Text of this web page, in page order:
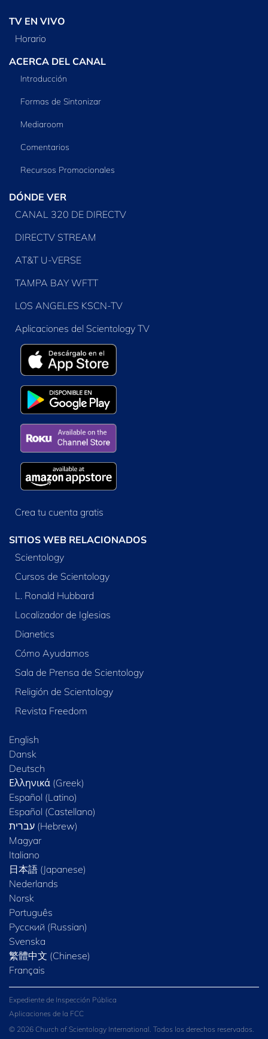
TV EN VIVO
Horario
ACERCA DEL CANAL
Introducción
Formas de Sintonizar
Mediaroom
Comentarios
Recursos Promocionales
DÓNDE VER
CANAL 320 DE DIRECTV
DIRECTV STREAM
AT&T U-VERSE
TAMPA BAY WFTT
LOS ANGELES KSCN-TV
Aplicaciones del Scientology TV
Crea tu cuenta gratis
SITIOS WEB RELACIONADOS
Scientology
Cursos de Scientology
L. Ronald Hubbard
Localizador de Iglesias
Dianetics
Cómo Ayudamos
Sala de Prensa de Scientology
Religión de Scientology
Revista Freedom
English
Dansk
Deutsch
Ελληνικά (Greek)
Español (Latino)
Español (Castellano)
Magyar
Italiano
日本語 (Japanese)
Nederlands
Norsk
Português
Русский (Russian)
Svenska
繁體中文 (Chinese)
Français
Expediente de Inspección Pública
Aplicaciones de la FCC
© 2026 Church of Scientology International. Todos los derechos reservados.